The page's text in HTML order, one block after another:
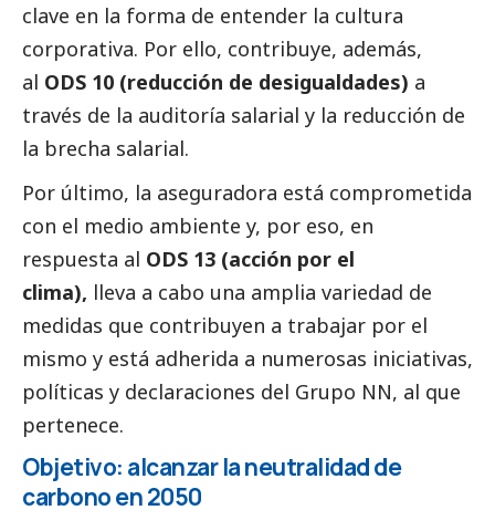
clave en la forma de entender la cultura
corporativa. Por ello, contribuye, además,
al ODS 10 (reducción de desigualdades) a
través de la auditoría salarial y la reducción de
la brecha salarial.
Por último, la aseguradora está comprometida
con el medio ambiente y, por eso, en
respuesta al ODS 13 (acción por el
clima), lleva a cabo una amplia variedad de
medidas que contribuyen a trabajar por el
mismo y está adherida a numerosas iniciativas,
políticas y declaraciones del Grupo NN, al que
pertenece.
Objetivo: alcanzar la neutralidad de
carbono en 2050